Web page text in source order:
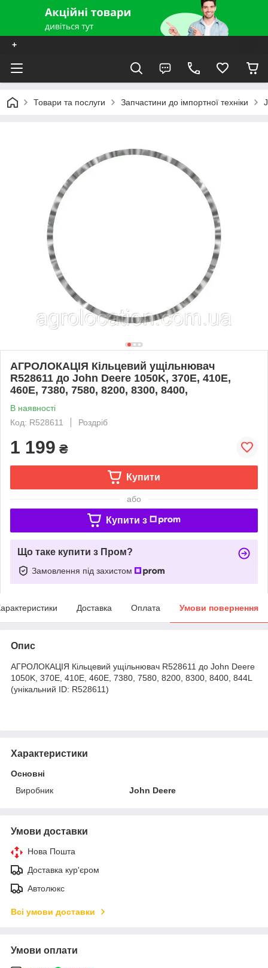
+
Товари та послуги Запчастини до імпортної техніки
АГРОЛОКАЦІЯ Кільцевий ущільнювач
R528611 до John Deere 1050K, 370E, 410E,
460E, 7380, 7580, 8200, 8300, 8400,
В наявності
Код: R528611
Роздріб
1 199 ₴
Купити
або
Купити з
Що таке купити з Пром?
Замовлення під захистом
Доставка Оплата Умови повернення
Опис
АГРОЛОКАЦІЯ Кільцевий ущільнювач R528611 до John Deere
1050K, 370E, 410E, 460E, 7380, 7580, 8200, 8300, 8400, 844L
(унікальний ID: R528611)
Характеристики
Основні
Виробник
John Deere
Умови доставки
Нова Пошта
Доставка кур'єром
Автолюкс
Всі умови доставки
Умови оплати